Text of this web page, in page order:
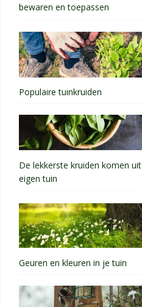
bewaren en toepassen
Populaire tuinkruiden
De lekkerste kruiden komen uit
eigen tuin
Geuren en kleuren in je tuin